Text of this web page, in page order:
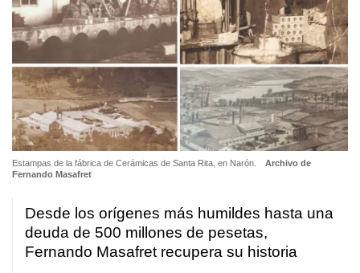
Estampas de la fábrica de Cerámicas de Santa Rita, en Narón.
Archivo de
Fernando Masafret
Desde los orígenes más humildes hasta una
deuda de 500 millones de pesetas,
Fernando Masafret recupera su historia